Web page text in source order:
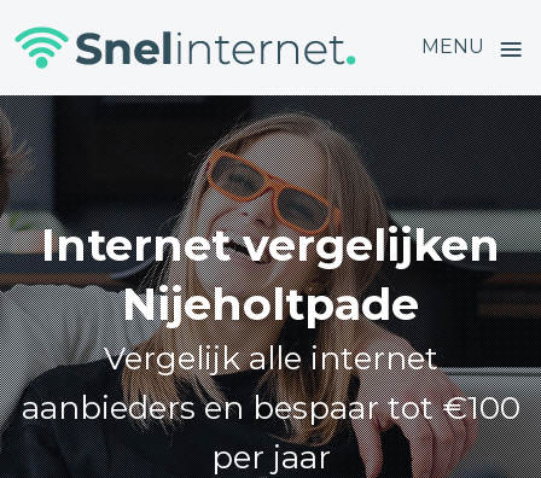
MENU ≡
Skip
to
content
Internet vergelijken
Nijeholtpade
Vergelijk alle internet
aanbieders en bespaar tot €100
per jaar